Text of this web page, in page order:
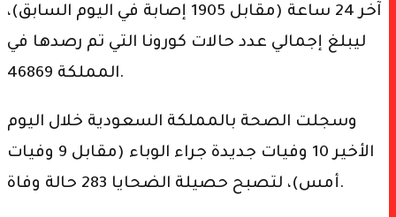
آخر 24 ساعة (مقابل 1905 إصابة في اليوم السابق)،
ليبلغ إجمالي عدد حالات كورونا التي تم رصدها في
المملكة 46869.
وسجلت الصحة بالمملكة السعودية خلال اليوم
الأخير 10 وفيات جديدة جراء الوباء (مقابل 9 وفيات
أمس)، لتصبح حصيلة الضحايا 283 حالة وفاة.